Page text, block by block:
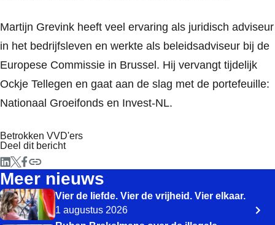
Martijn Grevink heeft veel ervaring als juridisch adviseur
in het bedrijfsleven en werkte als beleidsadviseur bij de
Europese Commissie in Brussel. Hij vervangt tijdelijk
Ockje Tellegen en gaat aan de slag met de portefeuille:
Nationaal Groeifonds en Invest-NL.
Betrokken VVD'ers
Deel dit bericht
Meer nieuws
Vier de liefde. Vier de vrijheid. Vier elkaar.
1 augustus 2026